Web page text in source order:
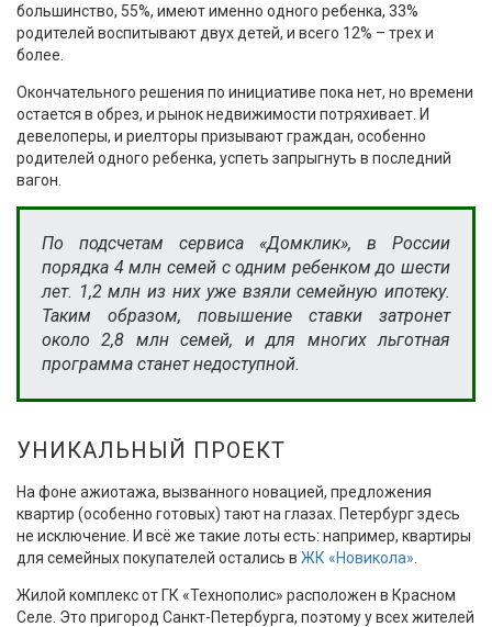
большинство, 55%, имеют именно одного ребенка, 33%
родителей воспитывают двух детей, и всего 12% – трех и
более.
Окончательного решения по инициативе пока нет, но времени
остается в обрез, и рынок недвижимости потряхивает. И
девелоперы, и риелторы призывают граждан, особенно
родителей одного ребенка, успеть запрыгнуть в последний
вагон.
По подсчетам сервиса «Домклик», в России
порядка 4 млн семей с одним ребенком до шести
лет. 1,2 млн из них уже взяли семейную ипотеку.
Таким образом, повышение ставки затронет
около 2,8 млн семей, и для многих льготная
программа станет недоступной.
УНИКАЛЬНЫЙ ПРОЕКТ
На фоне ажиотажа, вызванного новацией, предложения
квартир (особенно готовых) тают на глазах. Петербург здесь
не исключение. И всё же такие лоты есть: например, квартиры
для семейных покупателей остались в ЖК «Новикола»
Жилой комплекс от ГК «Технополис» расположен в Красном
Селе. Это пригород Санкт-Петербурга, поэтому у всех жителей